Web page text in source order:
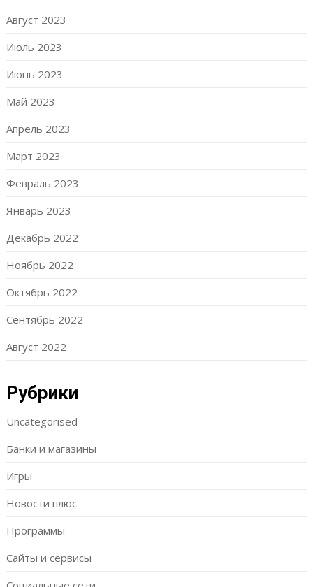
Август 2023
Июль 2023
Июнь 2023
Май 2023
Апрель 2023
Март 2023
Февраль 2023
Январь 2023
Декабрь 2022
Ноябрь 2022
Октябрь 2022
Сентябрь 2022
Август 2022
Рубрики
Uncategorised
Банки и магазины
Игры
Новости плюс
Программы
Сайты и сервисы